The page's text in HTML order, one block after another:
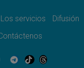
urgentes desafíos
nombre de San
Los servicios
Difusión